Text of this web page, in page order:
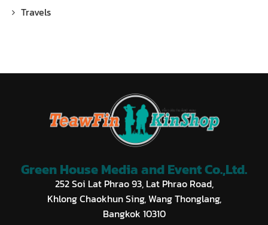
Travels
Green House Media and Event Co.,Ltd.
252 Soi Lat Phrao 93, Lat Phrao Road,
Khlong Chaokhun Sing, Wang Thonglang,
Bangkok 10310